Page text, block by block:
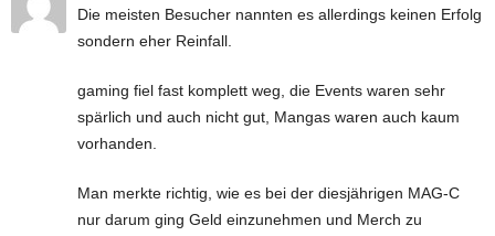
Die meisten Besucher nannten es allerdings keinen Erfolg
sondern eher Reinfall.
gaming fiel fast komplett weg, die Events waren sehr
spärlich und auch nicht gut, Mangas waren auch kaum
vorhanden.
Man merkte richtig, wie es bei der diesjährigen MAG-C
nur darum ging Geld einzunehmen und Merch zu